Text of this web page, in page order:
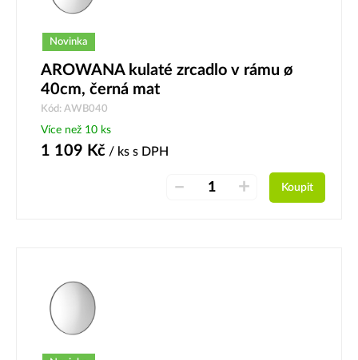
Novinka
AROWANA kulaté zrcadlo v rámu ø
40cm, černá mat
Kód: AWB040
Více než 10 ks
1 109 Kč / ks s DPH
– + Koupit